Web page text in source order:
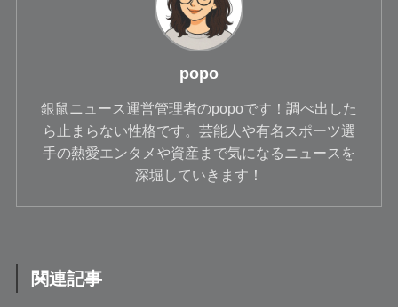
popo
銀鼠ニュース運営管理者のpopoです！調べ出した
ら止まらない性格です。芸能人や有名スポーツ選
手の熱愛エンタメや資産まで気になるニュースを
深堀していきます！
関連記事